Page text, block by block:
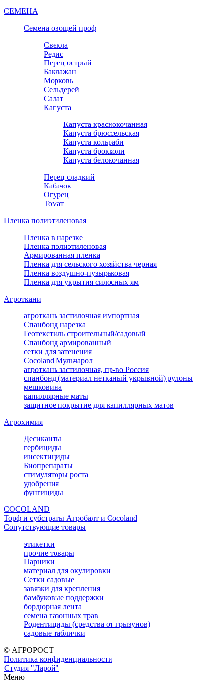
СЕМЕНА
Семена овощей проф
Свекла
Редис
Перец острый
Баклажан
Морковь
Сельдерей
Салат
Капуста
Капуста краснокочанная
Капуста брюссельская
Капуста кольраби
Капуста брокколи
Капуста белокочанная
Перец сладкий
Кабачок
Огурец
Томат
Пленка полиэтиленовая
Пленка в нарезке
Пленка полиэтиленовая
Армированная пленка
Пленка для сельского хозяйства черная
Пленка воздушно-пузырьковая
Пленка для укрытия силосных ям
Агроткани
агроткань застилочная импортная
Спанбонд нарезка
Геотекстиль строительный/садовый
Спанбонд армированный
сетки для затенения
Cocoland Мульчарол
агроткань застилочная, пр-во Россия
спанбонд (материал нетканый укрывной) рулоны
мешковина
капиллярные маты
защитное покрытие для капиллярных матов
Агрохимия
Десиканты
гербициды
инсектициды
Биопрепараты
стимуляторы роста
удобрения
фунгициды
COCOLAND
Торф и субстраты Агробалт и Cocoland
Сопутствующие товары
этикетки
прочие товары
Парники
материал для окулировки
Сетки садовые
завязки для крепления
бамбуковые поддержки
бордюрная лента
семена газонных трав
Родентициды (средства от грызунов)
садовые таблички
© АГРОРОСТ
Политика конфиденциальности
Студия "Ларой"
Меню